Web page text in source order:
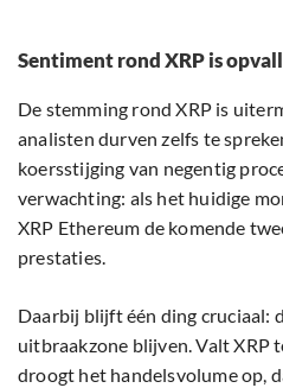
Sentiment rond XRP is
De stemming rond XRP is
analisten durven zelfs te
koersstijging van negentig
verwachting: als het huidige
XRP Ethereum de komende
prestaties.
Daarbij blijft één ding cruciaal:
uitbraakzone blijven. Valt XRP
droogt het handelsvolume op,